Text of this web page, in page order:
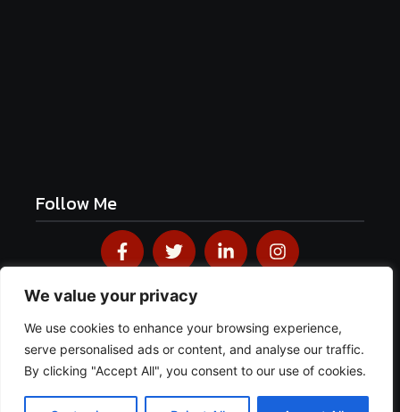
We value your privacy
We use cookies to enhance your browsing experience,
serve personalised ads or content, and analyse our traffic.
By clicking "Accept All", you consent to our use of cookies.
Follow Me
© 2026Blackforestkitchenblog· Mit Liebe im Schwarzwald
gemacht · Alle Rechte vorbehalten.
Impressum·Datenschutz·AGB